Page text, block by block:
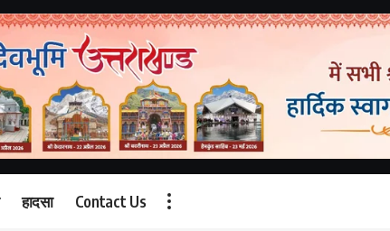
हादसा Contact Us